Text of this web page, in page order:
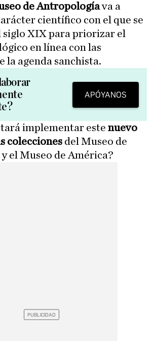
de Antropologíava a
científico con el que se
siglo XIX para priorizar el
en línea con las
la agenda sanchista.
APÓYANOS
implementar este nuevo
colecciones del Museo de
el Museo de América?